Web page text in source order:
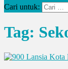
Cari untuk:
Tag: